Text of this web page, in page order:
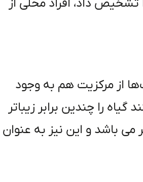
داد، افراد محلی از
از مرکزیت هم به وجود
را چندین برابر زیباتر
برگها از همدیگر تقریباً ۳ میلی متر می باشد و این نیز به عنوان